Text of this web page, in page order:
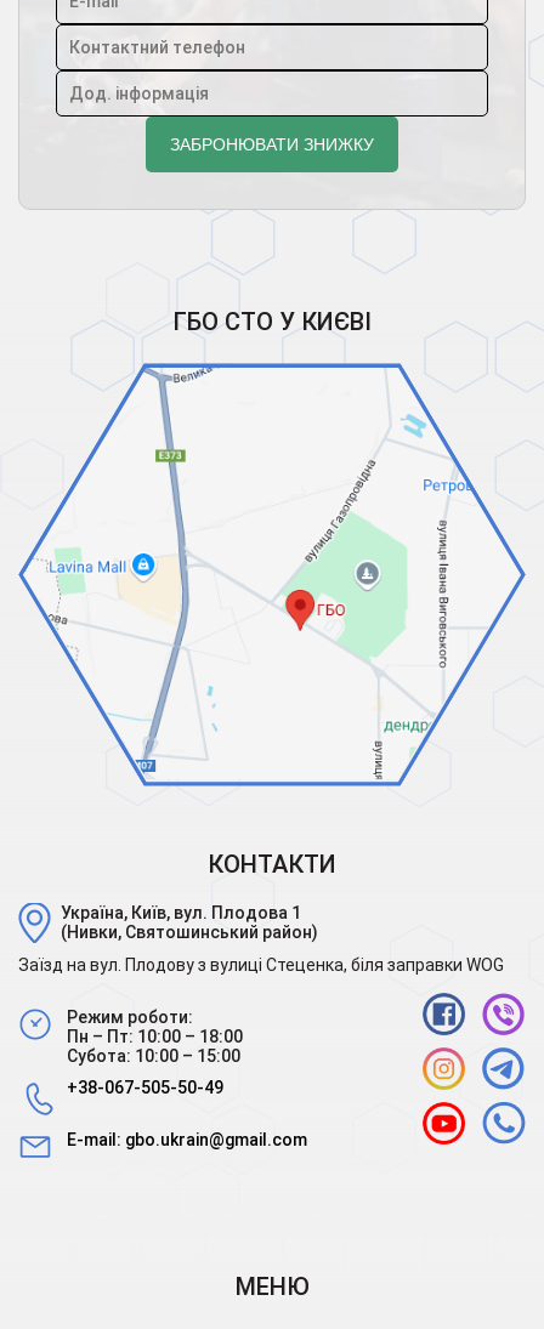
КОНТАКТИ
Україна, Київ, вул. Плодова 1
(Нивки, Святошинський район)
Заїзд на вул. Плодову з вулиці Стеценка, біля заправки WOG
Режим роботи:
Пн – Пт: 10:00 – 18:00
Субота: 10:00 – 15:00
+38-067-505-50-49
E-mail: gbo.ukrain@gmail.com
ГБО СТО У КИЄВІ
МЕНЮ